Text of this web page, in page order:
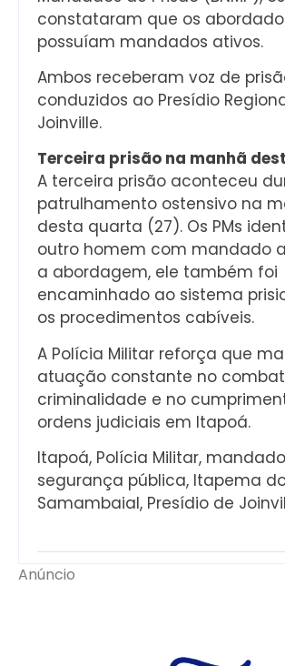
constataram que os
possuíam mandados ativos.
Ambos receberam voz de
conduzidos ao Presídio
Joinville.
Terceira prisão na manhã
A terceira prisão aconteceu
patrulhamento ostensivo na
desta quarta (27). Os PMs
outro homem com mandado
a abordagem, ele também foi
encaminhado ao sistema
os procedimentos cabíveis.
A Polícia Militar reforça que
atuação constante no
criminalidade e no
ordens judiciais em Itapoá.
Itapoá, Polícia Militar,
segurança pública, Itapema
Samambaial, Presídio de
Anúncio